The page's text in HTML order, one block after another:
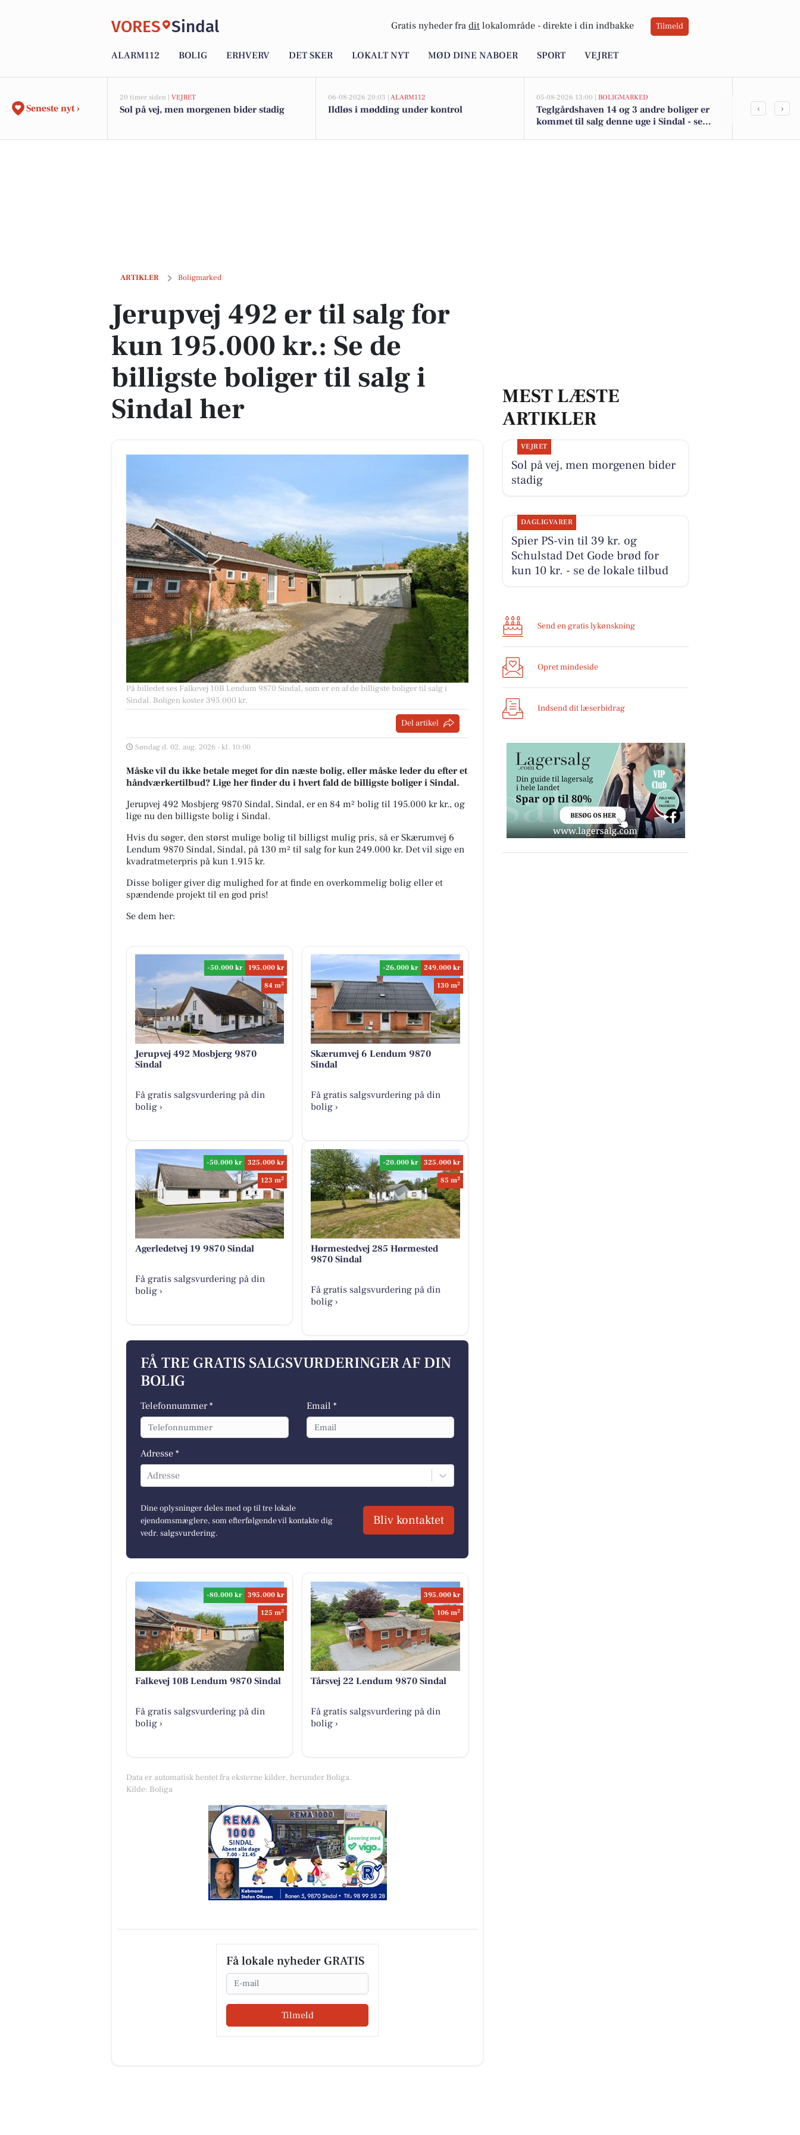
VORES Sindal Gratis nyheder fra dit lokalområde - direkte i din indbakke Tilmeld
ALARM112 BOLIG ERHVERV DET SKER LOKALT NYT MØD DINE NABOER SPORT VEJRET
Seneste nyt ›
20 timer siden | VEJRET
Sol på vej, men morgenen bider stadig
06-08-2026 20:03 | ALARM112
Ildløs i mødding under kontrol
05-08-2026 13:00 | BOLIGMARKED
Teglgårdshaven 14 og 3 andre boliger er
kommet til salg denne uge i Sindal - se
Top 6 over
‹ ›
ARTIKLER Boligmarked
Jerupvej 492 er til salg for kun 195.000 kr.: Se de billigste boliger til salg i Sindal her
Jerupvej 492 er til salg for
kun 195.000 kr.: Se de
billigste boliger til salg i
Sindal her
På billedet ses Falkevej 10B Lendum 9870 Sindal, som er en af de billigste boliger til salg i
Sindal. Boligen koster 395.000 kr.
Del artikel
Søndag d. 02. aug. 2026 - kl. 10:00
Måske vil du ikke betale meget for din næste bolig, eller måske leder du efter et
håndværkertilbud? Lige her finder du i hvert fald de billigste boliger i Sindal.
Jerupvej 492 Mosbjerg 9870 Sindal, Sindal, er en 84 m² bolig til 195.000 kr kr., og
lige nu den billigste bolig i Sindal.
Hvis du søger, den størst mulige bolig til billigst mulig pris, så er Skærumvej 6
Lendum 9870 Sindal, Sindal, på 130 m² til salg for kun 249.000 kr. Det vil sige en
kvadratmeterpris på kun 1.915 kr.
Disse boliger giver dig mulighed for at finde en overkommelig bolig eller et
spændende projekt til en god pris!
Se dem her:
-50.000 kr
195.000 kr
84 m2
Jerupvej 492 Mosbjerg 9870
Sindal
Få gratis salgsvurdering på din
bolig ›
-26.000 kr
249.000 kr
130 m2
Skærumvej 6 Lendum 9870
Sindal
Få gratis salgsvurdering på din
bolig ›
-50.000 kr
325.000 kr
123 m2
Agerledetvej 19 9870 Sindal
Få gratis salgsvurdering på din
bolig ›
-20.000 kr
325.000 kr
85 m2
Hørmestedvej 285 Hørmested
9870 Sindal
Få gratis salgsvurdering på din
bolig ›
FÅ TRE GRATIS SALGSVURDERINGER AF DIN
BOLIG
Telefonnummer * Email *
Adresse *
Adresse
Dine oplysninger deles med op til tre lokale
ejendomsmæglere, som efterfølgende vil kontakte dig
vedr. salgsvurdering.
Bliv kontaktet
-80.000 kr
395.000 kr
125 m2
Falkevej 10B Lendum 9870 Sindal
Få gratis salgsvurdering på din
bolig ›
395.000 kr
106 m2
Tårsvej 22 Lendum 9870 Sindal
Få gratis salgsvurdering på din
bolig ›
Data er automatisk hentet fra eksterne kilder, herunder Boliga.
Kilde: Boliga
Få lokale nyheder GRATIS
Email
Tilmeld
MEST LÆSTE
ARTIKLER
VEJRET
Sol på vej, men morgenen bider
stadig
DAGLIGVARER
Spier PS-vin til 39 kr. og
Schulstad Det Gode brød for
kun 10 kr. - se de lokale tilbud
Send en gratis lykønskning
Opret mindeside
Indsend dit læserbidrag